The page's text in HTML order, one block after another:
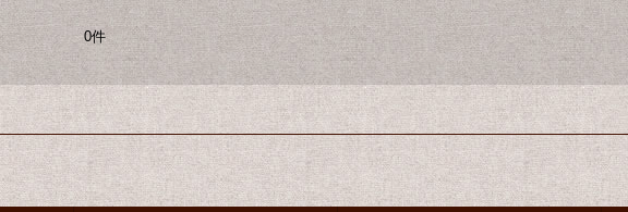
0件